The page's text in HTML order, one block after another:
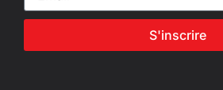
S'inscrire